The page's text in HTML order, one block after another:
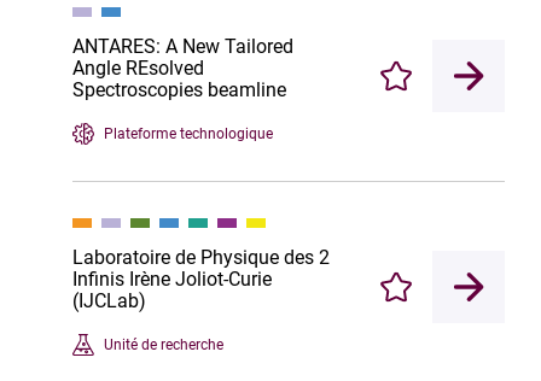
ANTARES: A New Tailored
Angle REsolved
Spectroscopies beamline
Plateforme technologique
Enregistrer
Laboratoire de Physique des 2
Infinis Irène Joliot-Curie
(IJCLab)
Unité de recherche
Enregistrer